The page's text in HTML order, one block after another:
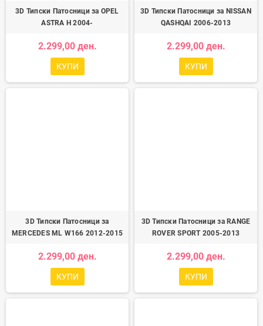
3D Типски Патосници за OPEL
ASTRA H 2004-
2.299,00 ден.
КУПИ
3D Типски Патосници за NISSAN
QASHQAI 2006-2013
2.299,00 ден.
КУПИ
3D Типски Патосници за
MERCEDES ML W166 2012-2015
2.299,00 ден.
КУПИ
3D Типски Патосници за RANGE
ROVER SPORT 2005-2013
2.299,00 ден.
КУПИ